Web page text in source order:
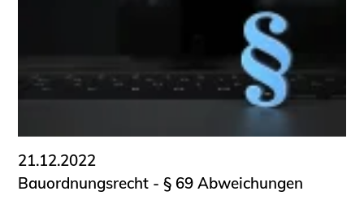
21.12.2022
Bauordnungsrecht - § 69 Abweichungen